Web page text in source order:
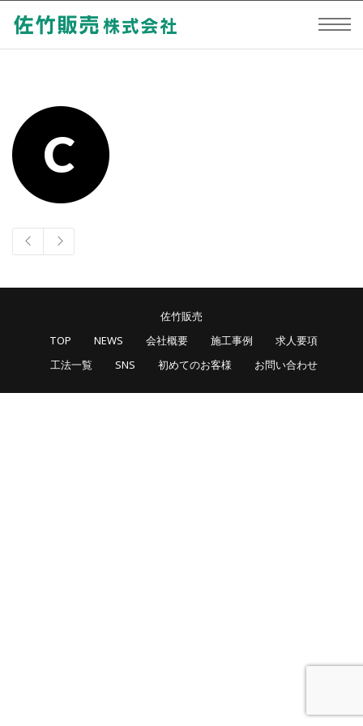
佐竹販売
TOP
NEWS 会社概要 施工事例
求人要項
工法一覧
SNS 初めてのお客様 お問い合わせ